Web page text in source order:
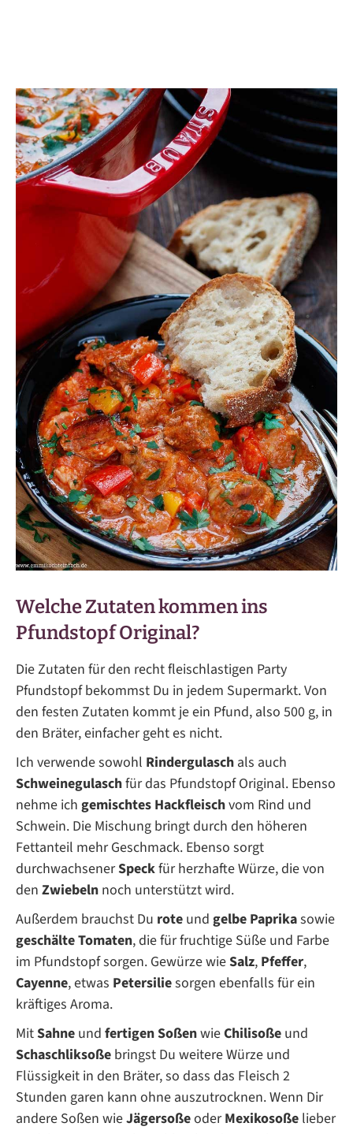
Welche Zutaten kommen ins
Pfundstopf Original?
Die Zutaten für den recht fleischlastigen Party
Pfundstopf bekommst Du in jedem Supermarkt. Von
den festen Zutaten kommt je ein Pfund, also 500 g, in
den Bräter, einfacher geht es nicht.
Ich verwende sowohl Rindergulasch als auch
Schweinegulaschfür das Pfundstopf Original. Ebenso
nehme ich gemischtes Hackfleischvom Rind und
Schwein. Die Mischung bringt durch den höheren
Fettanteil mehr Geschmack. Ebenso sorgt
durchwachsenerSpeckfür herzhafte Würze, die von
den Zwiebeln noch unterstützt wird.
Außerdem brauchst Du rote und gelbe Paprikasowie
geschälte Tomaten, die für fruchtige Süße und Farbe
im Pfundstopf sorgen. Gewürze wieSalz, Pfeffer,
Cayenne, etwas Petersiliesorgen ebenfalls für ein
kräftiges Aroma.
MitSahne und fertigen SoßenwieChilisoße und
Schaschliksoße bringst Du weitere Würze und
Flüssigkeit in den Bräter, so dass das Fleisch 2
Stunden garen kann ohne auszutrocknen. Wenn Dir
andere Soßen wieJägersoßeoderMexikosoße lieber